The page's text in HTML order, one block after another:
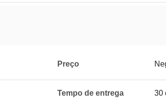
Preço
Tempo de entrega 30